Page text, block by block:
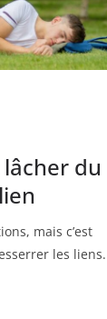
lâcher du
mais c’est
les liens.